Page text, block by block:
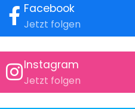
Facebook
Jetzt folgen
Instagram
Jetzt folgen